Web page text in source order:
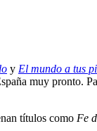
y El mundo a tus
muy pronto.
títulos como Fe